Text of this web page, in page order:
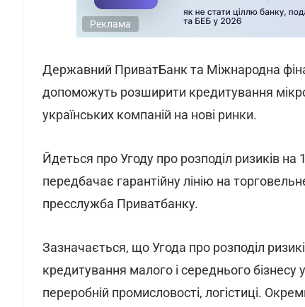
Реклама
Державний ПриватБанк та Міжнародна
допоможуть розширити кредитування
українських компаній на нові ринки.
Йдеться про Угоду про розподіл ризиків
передбачає гарантійну лінію на
пресслужба Приватбанку.
Зазначається, що Угода про розподіл
кредитування малого і середнього
переробній промисловості, логістиці.